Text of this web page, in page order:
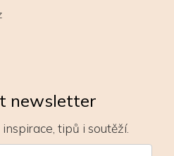
newsletter
tipů i soutěží.